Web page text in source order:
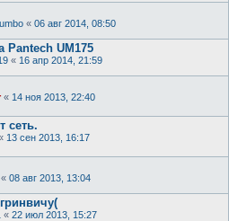
« 06 авг 2014, 08:50
Pantech UM175
« 16 апр 2014, 21:59
« 14 ноя 2013, 22:40
сеть.
13 сен 2013, 16:17
« 08 авг 2013, 13:04
« 22 июл 2013, 15:27